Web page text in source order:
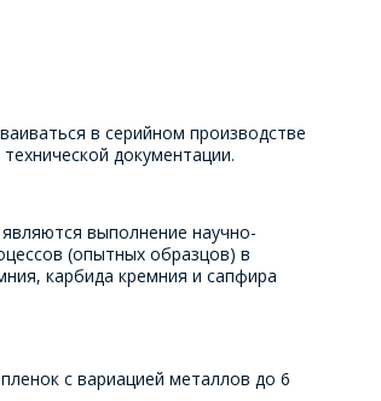
в серийном производстве
документации.
выполнение научно-
(опытных образцов) в
карбида кремния и сапфира
с вариацией металлов до 6